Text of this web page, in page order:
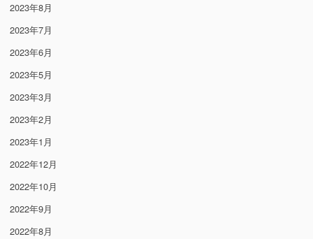
2023年8月
2023年7月
2023年6月
2023年5月
2023年3月
2023年2月
2023年1月
2022年12月
2022年10月
2022年9月
2022年8月